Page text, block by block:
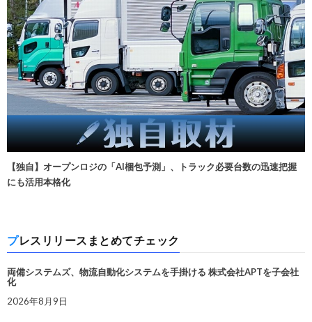
【独自】オープンロジの「AI梱包予測」、トラック必要台数の迅速把握
にも活用本格化
プレスリリースまとめてチェック
両備システムズ、物流自動化システムを手掛ける 株式会社APTを子会社
化
2026年8月9日